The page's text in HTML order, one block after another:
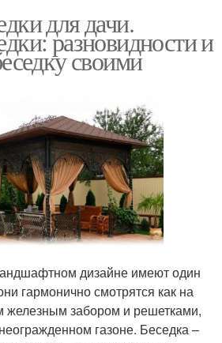
для дачи.
разновидности и
своими
дизайне имеют один
гармонично смотрятся как на
железным забором и решетками,
газоне. Беседка –